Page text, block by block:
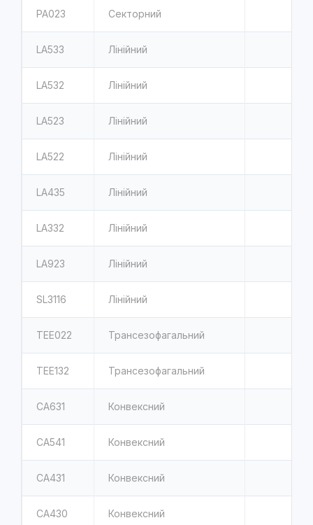
PA023 Секторний
LA533 Лінійний
LA532 Лінійний
LA523 Лінійний
LA522 Лінійний
LA435 Лінійний
LA332 Лінійний
LA923 Лінійний
SL3116 Лінійний
TEE022 Трансезофагальний
TEE132 Трансезофагальний
CA631 Конвексний
CA541 Конвексний
CA431 Конвексний
CA430 Конвексний